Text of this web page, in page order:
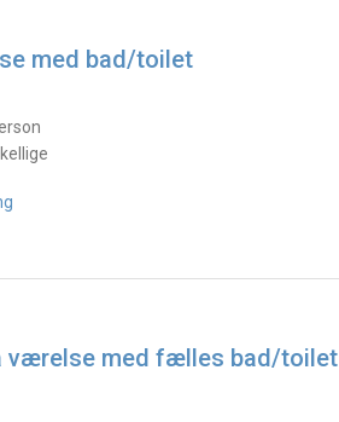
med bad/toilet
værelse med fælles bad/toilet